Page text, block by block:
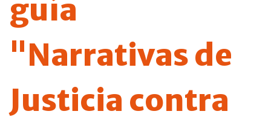
guía
"Narrativas de
Justicia contra